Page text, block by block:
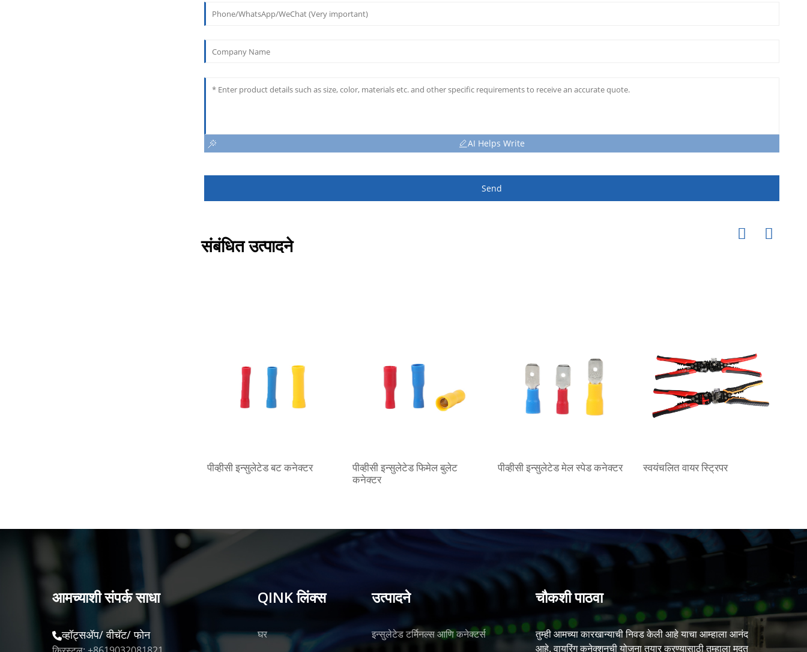
AI Helps Write
Send
संबंधित उत्पादने
पीव्हीसी इन्सुलेटेड बट कनेक्टर
पीव्हीसी इन्सुलेटेड फिमेल बुलेट
कनेक्टर
पीव्हीसी इन्सुलेटेड मेल स्पेड कनेक्टर स्वयंचलित वायर स्ट्रिपर
आमच्याशी संपर्क साधा
व्हॉट्सॲप/ वीचॅट/ फोन
QINK लिंक्स
घर
उत्पादने
इन्सुलेटेड टर्मिनल्स आणि कनेक्टर्स
चौकशी पाठवा
तुम्ही आमच्या कारखान्याची निवड केली आहे याचा आम्हाला आनंद
आहे. वायरिंग कनेक्शनची योजना तयार करण्यासाठी तुम्हाला मदत